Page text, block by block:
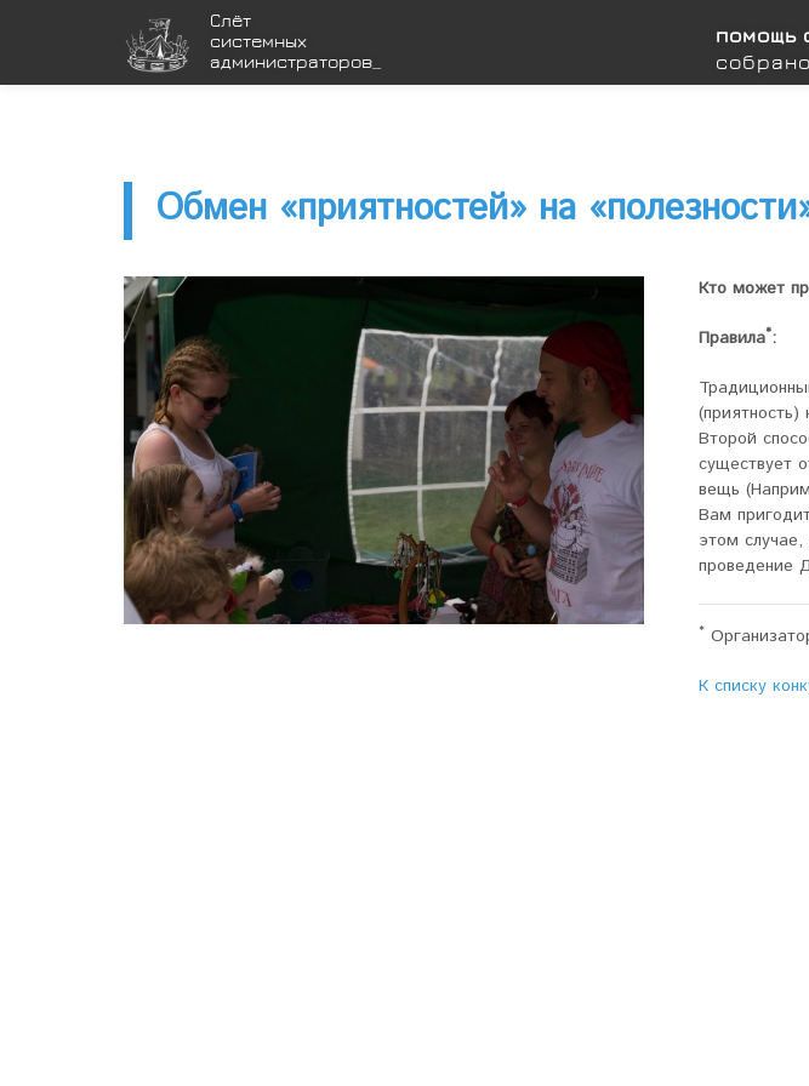
Cлёт
системных
администраторов
помощь
Обмен «приятностей» на
Кто может
Правила*:
Второй
существует
вещь
Вам
этом
проведение
*
К списку